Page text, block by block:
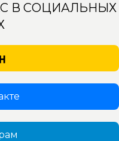
В СОЦИАЛЬНЫХ